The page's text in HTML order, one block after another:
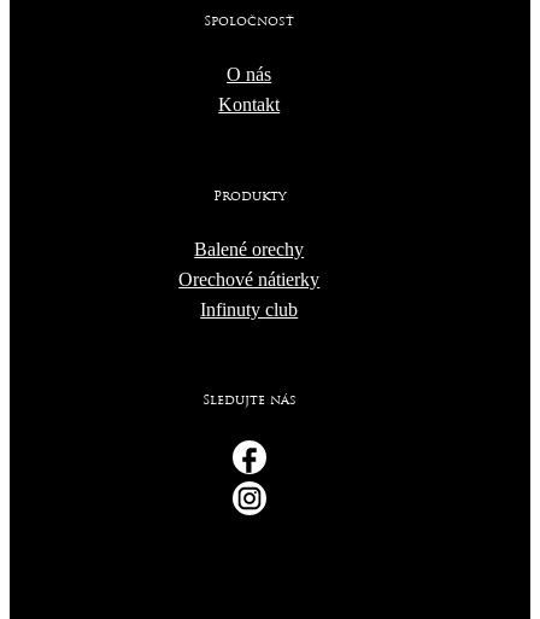
Spoločnosť
O nás
Kontakt
Produkty
Balené orechy
Orechové nátierky
Infinuty club
Sledujte nás